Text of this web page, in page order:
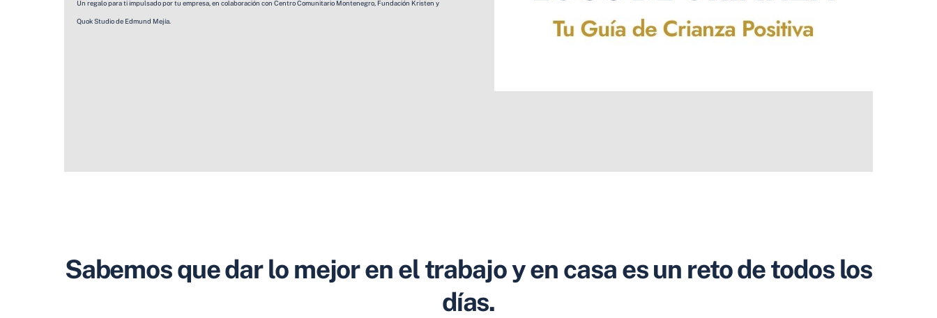
Un regalo para ti impulsado por tu empresa, en colaboración con Centro Comunitario Montenegro, Fundación Kristen y
Quok Studio de Edmund Mejía.
Sabemos que dar lo mejor en el trabajo y en casa es un reto de todos los
días.